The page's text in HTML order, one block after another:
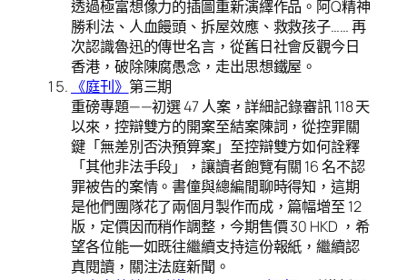
透過極富想像力的插圖重新演繹作品。阿Q精神
勝利法、人血饅頭、拆屋效應、救救孩子…… 再
次認識魯迅的傳世名言，從舊日社會反觀今日
香港，破除陳腐愚念，走出思想鐵屋。
《庭刊》 第三期
重磅專題——初選 47 人案，詳細記錄審訊 118 天
以來，控辯雙方的開案至結案陳詞，從控罪關
鍵「無差別否決預算案」至控辯雙方如何詮釋
「其他非法手段」，讓讀者飽覽有關 16 名不認
罪被告的案情。書僮與總編閒聊時得知，這期
是他們團隊花了兩個月製作而成，篇幅增至 12
版，定價因而稍作調整，今期售價 30 HKD ，希
望各位能一如既往繼續支持這份報紙，繼續認
真閱讀，關注法庭新聞。